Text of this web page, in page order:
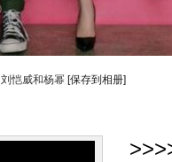
刘恺威和杨幂 [保存到相册]